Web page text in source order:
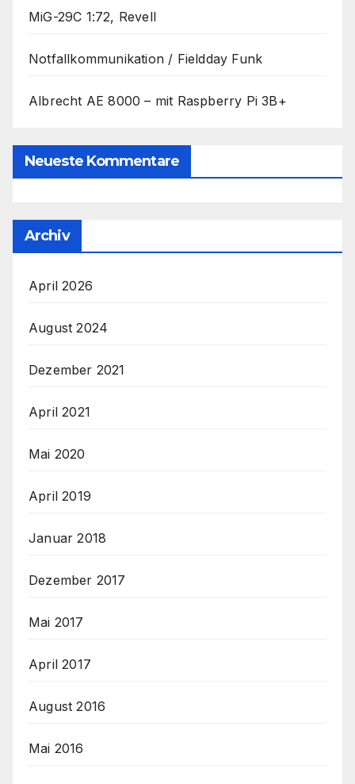
MiG-29C 1:72, Revell
Notfallkommunikation / Fieldday Funk
Albrecht AE 8000 – mit Raspberry Pi 3B+
Neueste Kommentare
Archiv
April 2026
August 2024
Dezember 2021
April 2021
Mai 2020
April 2019
Januar 2018
Dezember 2017
Mai 2017
April 2017
August 2016
Mai 2016